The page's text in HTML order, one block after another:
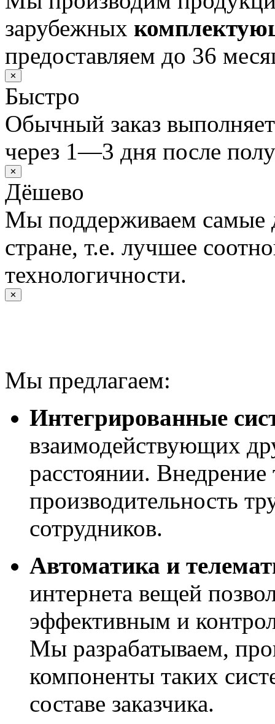
зарубежных
предоставляем до 36
✕
Быстро
Обычный заказ
через 1—3 дня после
✕
Дёшево
Мы поддерживаем самые
стране, т.е. лучшее
технологичности.
✕
Мы предлагаем:
Интегрированные
взаимодействующих
расстоянии.
производительность
сотрудников.
Автоматика и
интернета вещей
эффективным и
Мы разрабатываем,
компоненты таких
составе заказчика.